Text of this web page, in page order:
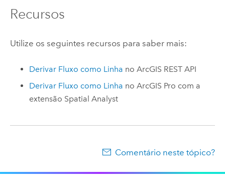
Recursos
Utilize os seguintes recursos para saber mais:
Derivar Fluxo como Linha noArcGIS REST API
Derivar Fluxo como Linha noArcGIS Pro com a
extensão Spatial Analyst
Comentário neste tópico?